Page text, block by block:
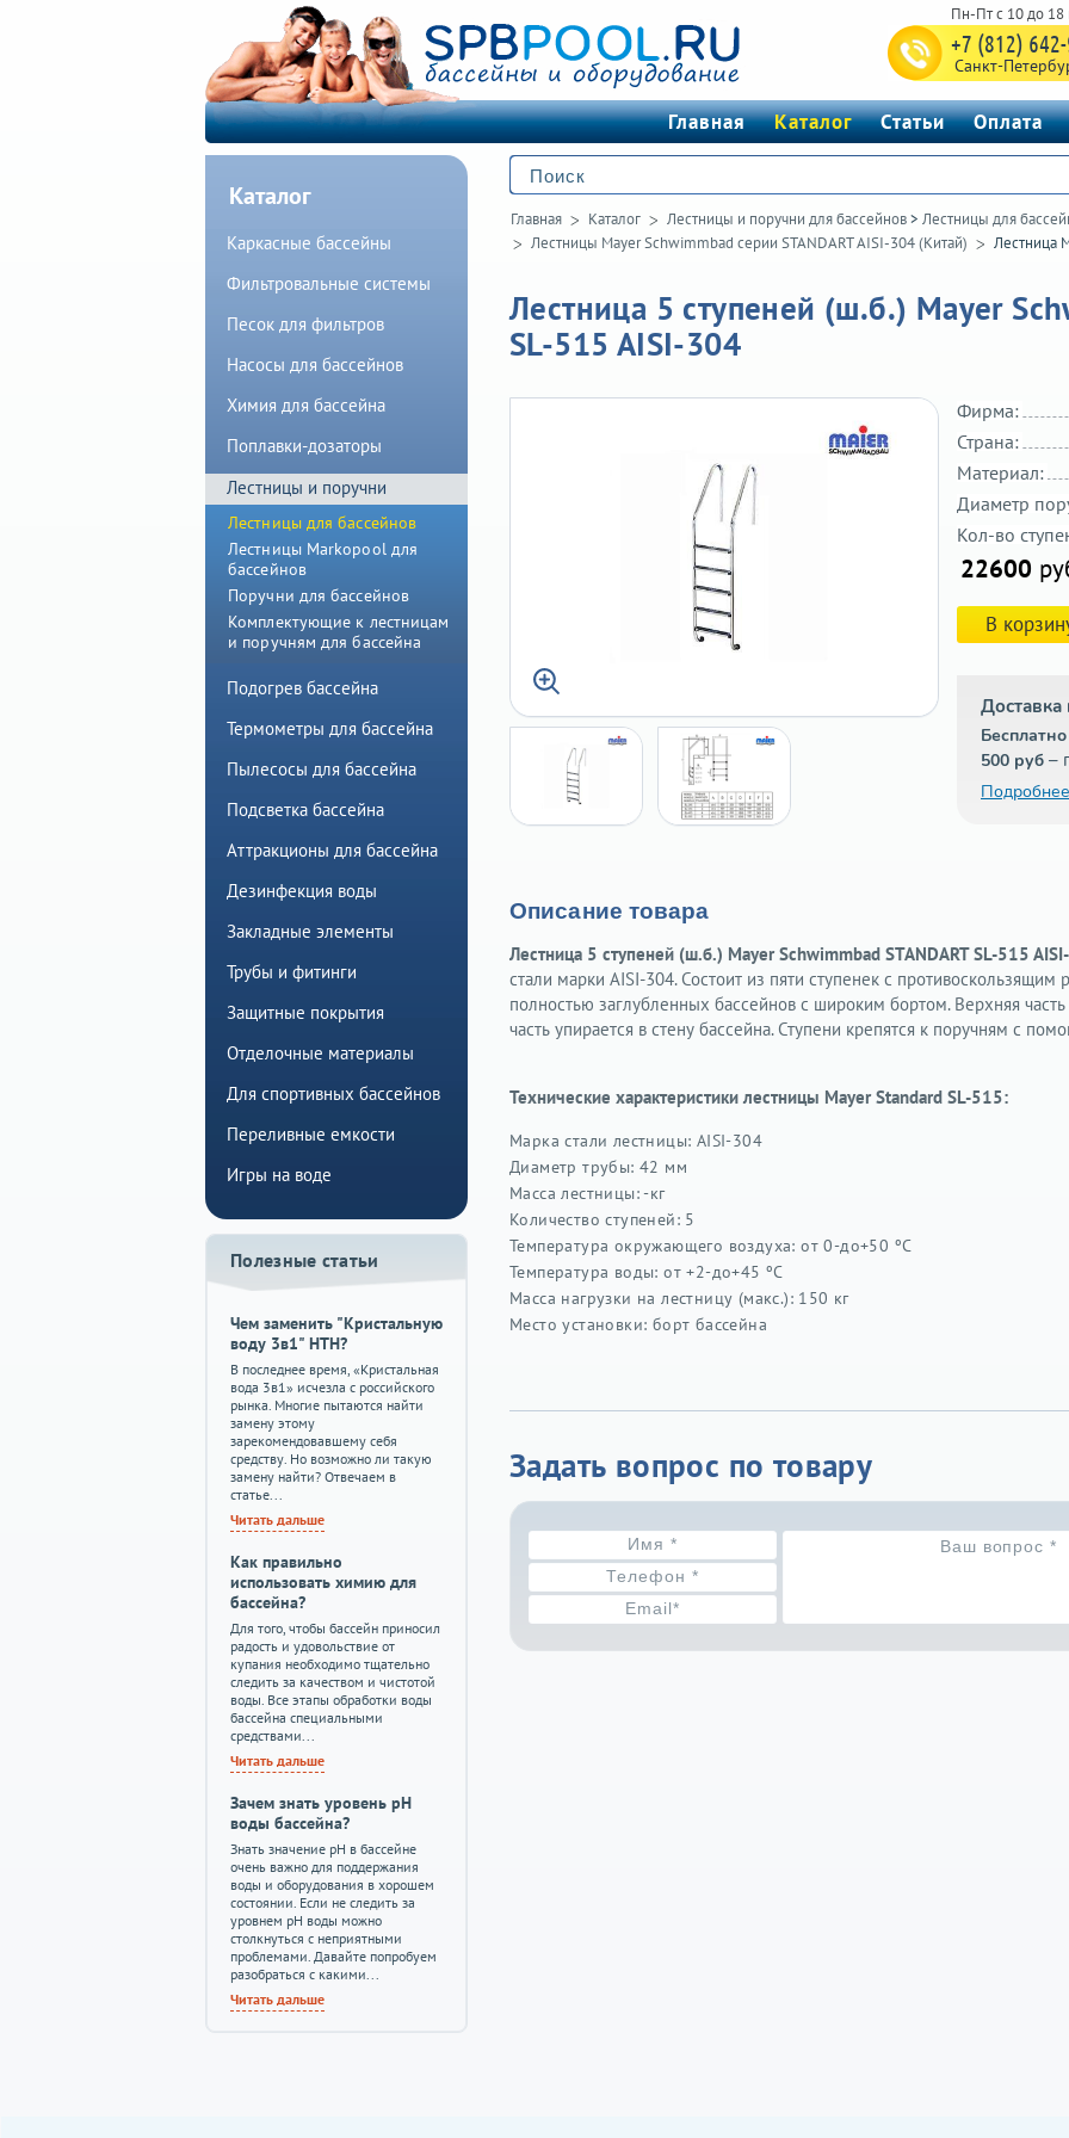
+7 (812)
Санкт-
Главная Каталог Статьи Оплата
Главная Каталог Лестницы и поручни для бассейнов> Лестницы для
Лестницы Mayer Schwimmbad серии STANDART AISI-304 (Китай)
Лестница
Лестница 5 ступеней (ш.б.) Mayer
SL-515 AISI-304
Фирма:
Страна:
Материал:
Диаметр
Кол-во
22600
В
Доставка
Бесплатно
500 руб –
Описание товара
Лестница 5 ступеней (ш.б.) Mayer Schwimmbad STANDART SL-515
стали марки AISI-304. Состоит из пяти ступенек с противоскользящим
полностью заглубленных бассейнов с широким бортом. Верхняя
часть упирается в стену бассейна. Ступени крепятся к поручням с
Технические характеристики лестницы Mayer Standard SL-515:
Марка стали лестницы: AISI-304
Диаметр трубы: 42 мм
Масса лестницы: -кг
Количество ступеней: 5
Температура окружающего воздуха: от 0-до+50 ºC
Температура воды: от +2-до+45 ºC
Масса нагрузки на лестницу (макс.): 150 кг
Место установки: борт бассейна
Задать вопрос по товару
Каталог
Каркасные бассейны
Фильтровальные системы
Песок для фильтров
Насосы для бассейнов
Химия для бассейна
Поплавки-дозаторы
Лестницы и поручни
Лестницы для бассейнов
Лестницы Markopool для
бассейнов
Поручни для бассейнов
Комплектующие к лестницам
и поручням для бассейна
Подогрев бассейна
Термометры для бассейна
Пылесосы для бассейна
Подсветка бассейна
Аттракционы для бассейна
Дезинфекция воды
Закладные элементы
Трубы и фитинги
Защитные покрытия
Отделочные материалы
Для спортивных бассейнов
Переливные емкости
Игры на воде
Полезные статьи
Чем заменить "Кристальную
воду 3в1" HTH?
В последнее время, «Кристальная
вода 3в1» исчезла с российского
рынка. Многие пытаются найти
замену этому
зарекомендовавшему себя
средству. Но возможно ли такую
замену найти? Отвечаем в
статье...
Читать дальше
Как правильно
использовать химию для
бассейна?
Для того, чтобы бассейн приносил
радость и удовольствие от
купания необходимо тщательно
следить за качеством и чистотой
воды. Все этапы обработки воды
бассейна специальными
средствами...
Читать дальше
Зачем знать уровень pH
воды бассейна?
Знать значение pH в бассейне
очень важно для поддержания
воды и оборудования в хорошем
состоянии. Если не следить за
уровнем pH воды можно
столкнуться с неприятными
проблемами. Давайте попробуем
разобраться с какими...
Читать дальше